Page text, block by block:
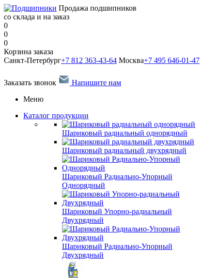
Продажа подшипников
со склада и на заказ
0
0
0
Корзина заказа
Санкт-Петербург+7 812 363-43-64 Москва+7 495 646-01-47
Заказать звонок
Напишите нам
Меню
Каталог продукции
Шариковый радиальный однорядный
Шариковый радиальный двухрядный
Шариковый Радиально-Упорный
Однорядный
Шариковый Упорно-радиальный
Двухрядный
Шариковый Радиально-Упорный
Двухрядный